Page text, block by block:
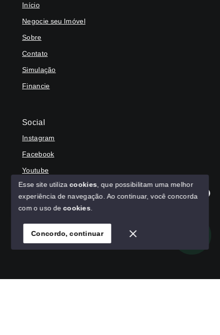
Olá! Agradecemos seu contato, como podemos ajudar?
Início
Negocie seu Imóvel
Sobre
Contato
Simulação
Financie
Social
Instagram
Facebook
Youtube
© Copyright 2026 - HAGA IMÓVEIS - Todos os direitos
SITE PARA IMOBILIARIA
Esse site utilizacookies , que possibilitam uma melhor
experiência de navegação. Ao continuar, você concorda
com o uso decookies
Concordo, continuar